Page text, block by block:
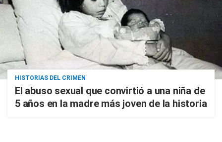
HISTORIAS DEL CRIMEN
El abuso sexual que convirtió a una niña de
5 años en la madre más joven de la historia